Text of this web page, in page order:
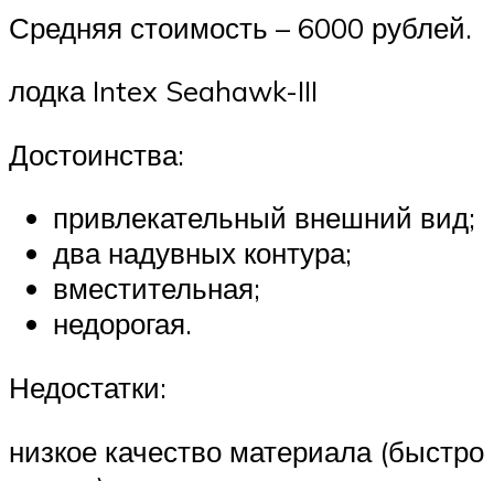
Средняя стоимость – 6000 рублей.
лодка Intex Seahawk-III
Достоинства:
привлекательный внешний вид;
два надувных контура;
вместительная;
недорогая.
Недостатки:
низкое качество материала (быстро